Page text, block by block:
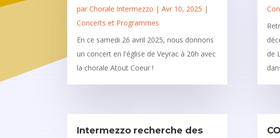
parChorale Intermezzo |Avr 10, 2025 |
Concerts et Programmes
En ce samedi 26 avril 2025, nous donnons
un concert en l'église de Veyrac à 20h avec
la chorale Atout Coeur !
Intermezzo recherche des
de